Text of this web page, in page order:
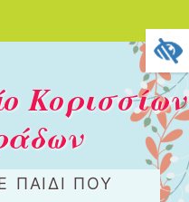
Κορισσίων
ΠΑΙΔΊ ΠΟΥ